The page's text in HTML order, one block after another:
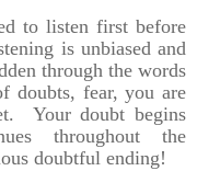
to listen first before
is unbiased and
through the words
fear, you are
Your doubt begins
throughout the
doubtful ending!